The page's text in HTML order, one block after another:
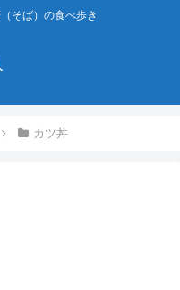
そば）の食べ歩き
カツ丼